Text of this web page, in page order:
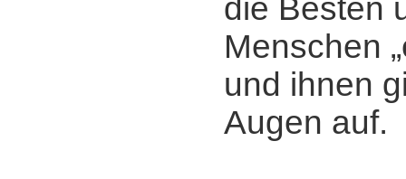
die Besten
Menschen
und ihnen
Augen auf.